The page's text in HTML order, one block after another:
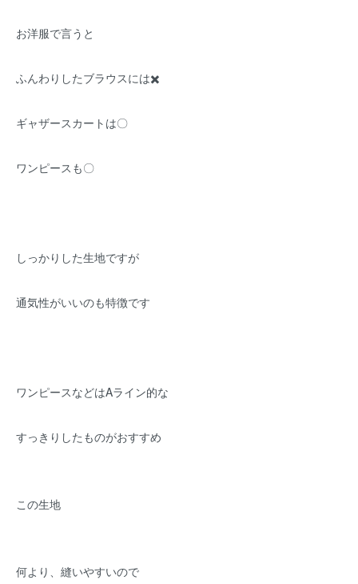
お洋服で言うと
ふんわりしたブラウスには✖️
ギャザースカートは〇
ワンピースも〇
しっかりした生地ですが
通気性がいいのも特徴です
ワンピースなどはAライン的な
すっきりしたものがおすすめ
この生地
何より、縫いやすいので